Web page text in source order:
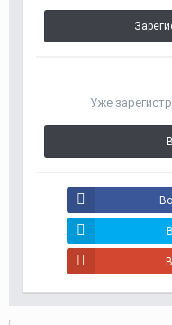
Уже